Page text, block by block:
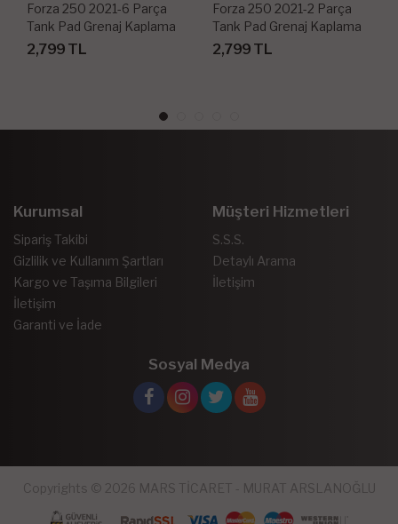
Forza 250 2021-6 Parça
Tank Pad Grenaj Kaplama
2,799 TL
Forza 250 2021-2 Parça
Tank Pad Grenaj Kaplama
2,799 TL
Kurumsal
Sipariş Takibi
Gizlilik ve Kullanım Şartları
Kargo ve Taşıma Bilgileri
İletişim
Garanti ve İade
Müşteri Hizmetleri
S.S.S.
Detaylı Arama
İletişim
Sosyal Medya
Copyrights © 2026 MARS TİCARET - MURAT ARSLANOĞLU